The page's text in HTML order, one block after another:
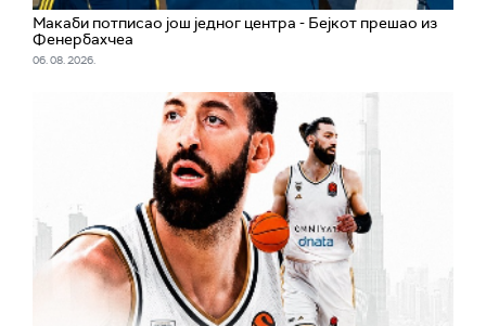
Макаби потписао још једног центра - Бејкот прешао из
Фенербахчеа
06. 08. 2026.